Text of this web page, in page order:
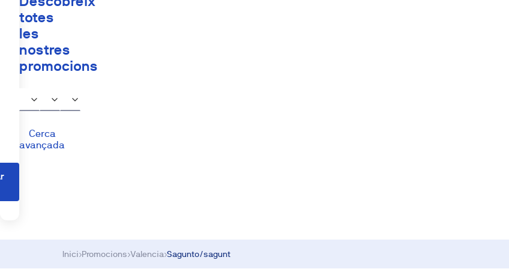
totes
les
nostres
promocions
Cerca
avançada
Inici›Promocions›Valencia›Sagunto/sagunt